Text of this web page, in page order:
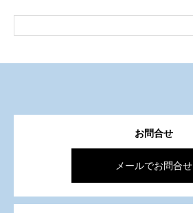
お問合せ
メールでお問合せ